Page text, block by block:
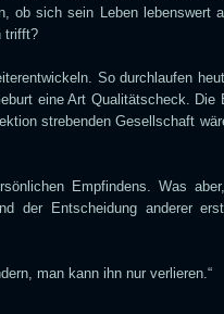
ob sich sein Leben lebenswert
trifft?
So durchlaufen
eine Art Qualitätscheck. Die
strebenden Gesellschaft
Empfindens. Was
der Entscheidung anderer
man kann ihn nur verlieren.“